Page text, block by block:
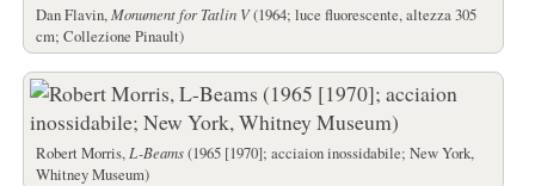
Dan Flavin,Monument for Tatlin V(1964; luce fluorescente, altezza 305
cm; Collezione Pinault)
Robert Morris, L-Beams(1965 [1970]; acciaion inossidabile; New York,
Whitney Museum)